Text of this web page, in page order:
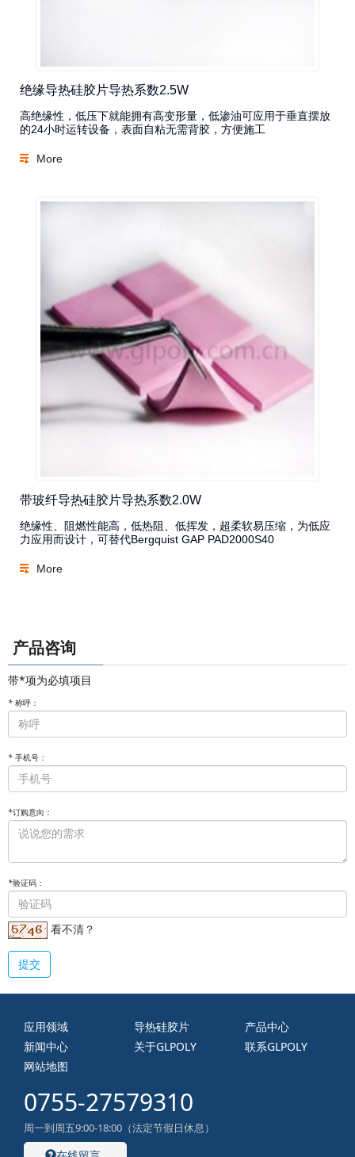
绝缘导热硅胶片导热系数2.5W
高绝缘性，低压下就能拥有高变形量，低渗油可应用于垂直摆放
的24小时运转设备，表面自粘无需背胶，方便施工
More
带玻纤导热硅胶片导热系数2.0W
绝缘性、阻燃性能高，低热阻、低挥发，超柔软易压缩，为低应
力应用而设计，可替代Bergquist GAP PAD2000S40
More
产品咨询
带*项为必填项目
* 称呼：
* 手机号：
*订购意向：
*验证码：
看不清？
提交
应用领域 导热硅胶片
产品中心
新闻中心
关于GLPOLY
联系GLPOLY
网站地图
0755-27579310
周一到周五9:00-18:00（法定节假日休息）